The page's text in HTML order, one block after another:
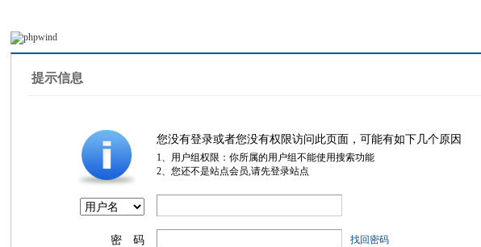
提示信息
您没有登录或者您没有权限访问此页面，可能有如下几个原因
1、用户组权限：你所属的用户组不能使用搜索功能
2、您还不是站点会员,请先登录站点
密 码 找回密码